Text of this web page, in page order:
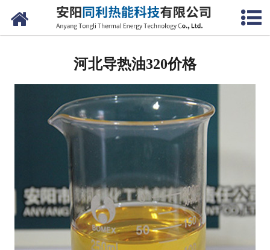
网站首页
河北消泡剂
河北导热油修复剂
河北同利热能
河北导热油320价格